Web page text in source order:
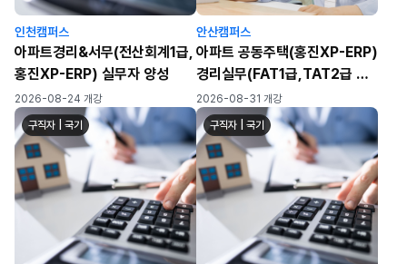
인천캠퍼스
아파트경리&서무(전산회계1급,
홍진XP-ERP) 실무자 양성
2026-08-24 개강
안산캠퍼스
아파트 공동주택(홍진XP-ERP)
경리실무(FAT1급,TAT2급 자
격취득)
2026-08-31 개강
구직자 | 국기 구직자 | 국기